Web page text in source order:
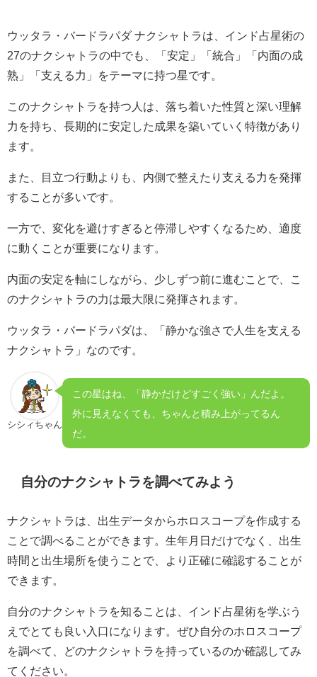
ウッタラ・バードラパダ ナクシャトラは、インド占星術の
27のナクシャトラの中でも、「安定」「統合」「内面の成
熟」「支える力」をテーマに持つ星です。
このナクシャトラを持つ人は、落ち着いた性質と深い理解
力を持ち、長期的に安定した成果を築いていく特徴があり
ます。
また、目立つ行動よりも、内側で整えたり支える力を発揮
することが多いです。
一方で、変化を避けすぎると停滞しやすくなるため、適度
に動くことが重要になります。
内面の安定を軸にしながら、少しずつ前に進むことで、こ
のナクシャトラの力は最大限に発揮されます。
ウッタラ・バードラパダは、「静かな強さで人生を支える
ナクシャトラ」なのです。
シシィちゃん
この星はね、「静かだけどすごく強い」んだよ。
外に見えなくても、ちゃんと積み上がってるん
だ。
自分のナクシャトラを調べてみよう
ナクシャトラは、出生データからホロスコープを作成する
ことで調べることができます。生年月日だけでなく、出生
時間と出生場所を使うことで、より正確に確認することが
できます。
自分のナクシャトラを知ることは、インド占星術を学ぶう
えでとても良い入口になります。ぜひ自分のホロスコープ
を調べて、どのナクシャトラを持っているのか確認してみ
てください。